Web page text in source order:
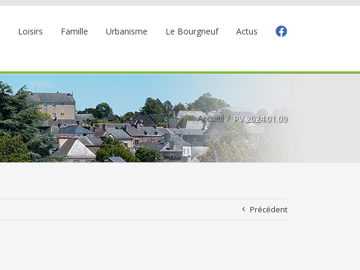
Loisirs Famille Urbanisme Le Bourgneuf Actus
Accueil PV 2024.01.09
Précédent